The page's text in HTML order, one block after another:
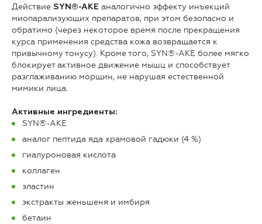
Действие SYN®-AKE аналогично эффекту инъекций
миопарализующих препаратов, при этом безопасно и
обратимо (через некоторое время после прекращения
курса применения средства кожа возвращается к
привычному тонусу). Кроме того, SYN®-AKE более мягко
блокирует активное движение мышц и способствует
разглаживанию морщин, не нарушая естественной
мимики лица.
Активные ингредиенты:
SYN®-AKE
аналог пептида яда храмовой гадюки (4 %)
гиалуроновая кислота
коллаген
эластин
экстракты женьшеня и имбиря
бетаин